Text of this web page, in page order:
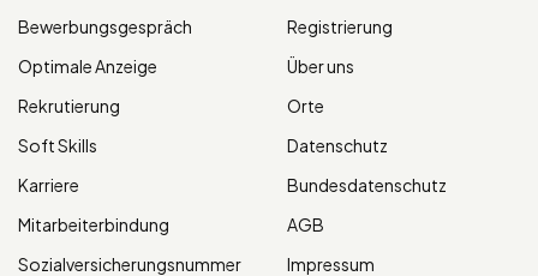
Bewerbungsgespräch
Optimale Anzeige
Rekrutierung
Soft Skills
Karriere
Mitarbeiterbindung
Sozialversicherungsnummer
Registrierung
Über uns
Orte
Datenschutz
Bundesdatenschutz
AGB
Impressum